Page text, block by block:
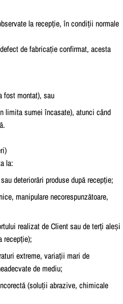
la recepție, în condiții normale
de fabricație confirmat, acesta
fost montat), sau
limita sumei încasate), atunci când
la:
deteriorări produse după recepție;
manipulare necorespunzătoare,
realizat de Client sau de terți aleși
recepție);
extreme, variații mari de
de mediu;
(soluții abrazive, chimicale